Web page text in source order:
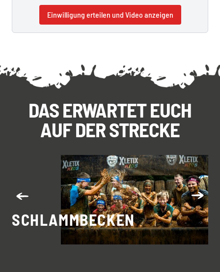
Einwilligung erteilen und Video anzeigen
DAS ERWARTET EUCH
AUF DER STRECKE
SCHLAMMBECKEN